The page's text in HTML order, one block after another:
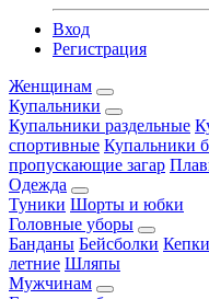
Вход
Регистрация
Женщинам
Купальники
Купальники раздельные
спортивные Купальники
пропускающие загар
Одежда
Туники Шорты и юбки
Головные уборы
Банданы Бейсболки Кепки
летние Шляпы
Мужчинам